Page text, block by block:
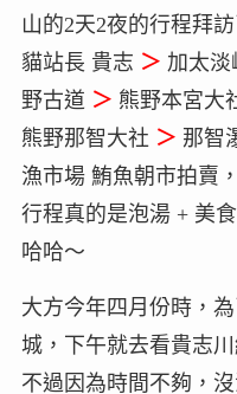
山的2天2夜的行程拜訪
貓站長 貴志 ＞ 加太淡
野古道 ＞ 熊野本宮大
熊野那智大社 ＞ 那智
漁市場 鮪魚朝市拍賣，
行程真的是泡湯 + 美
哈哈～
大方今年四月份時，
城，下午就去看貴志
不過因為時間不夠，